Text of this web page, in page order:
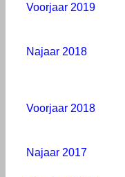
Voorjaar 2019
Najaar 2018
Voorjaar 2018
Najaar 2017